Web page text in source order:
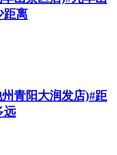
距离
青阳大润发店)#距
远